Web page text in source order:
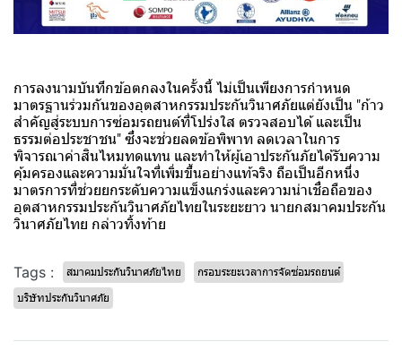
การลงนามบันทึกข้อตกลงในครั้งนี้ ไม่เป็นเพียงการกำหนด
มาตรฐานร่วมกันของอุตสาหกรรมประกันวินาศภัยแต่ยังเป็น "ก้าว
สำคัญสู่ระบบการซ่อมรถยนต์ที่โปร่งใส ตรวจสอบได้ และเป็น
ธรรมต่อประชาชน" ซึ่งจะช่วยลดข้อพิพาท ลดเวลาในการ
พิจารณาค่าสินไหมทดแทน และทำให้ผู้เอาประกันภัยได้รับความ
คุ้มครองและความมั่นใจที่เพิ่มขึ้นอย่างแท้จริง ถือเป็นอีกหนึ่ง
มาตรการที่ช่วยยกระดับความแข็งแกร่งและความน่าเชื่อถือของ
อุตสาหกรรมประกันวินาศภัยไทยในระยะยาว นายกสมาคมประกัน
วินาศภัยไทย กล่าวทิ้งท้าย
Tags : สมาคมประกันวินาศภัยไทย กรอบระยะเวลาการจัดซ่อมรถยนต์
บริษัทประกันวินาศภัย